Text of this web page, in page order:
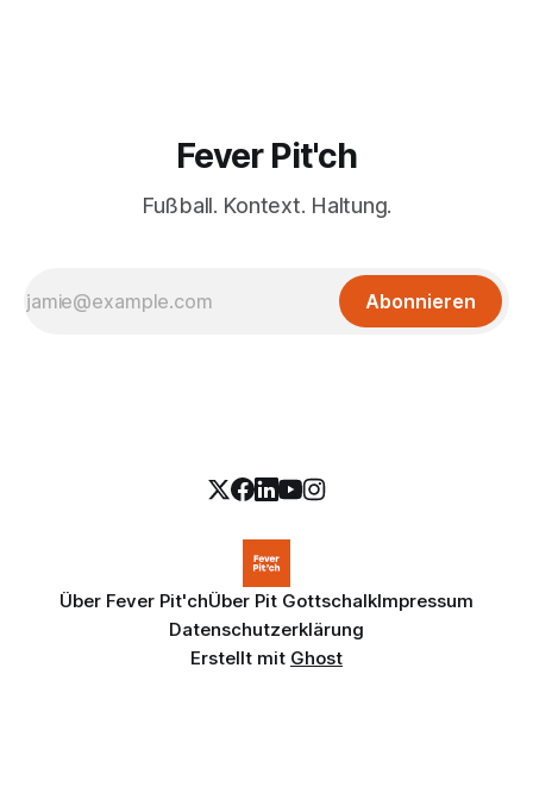
Fever Pit'ch
Fußball. Kontext. Haltung.
Abonnieren
Über Fever Pit'chÜber Pit GottschalkImpressum
Datenschutzerklärung
Erstellt mit Ghost